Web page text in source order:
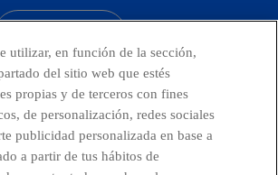
sociales
utilizar, en función de la sección,
del sitio web que estés
propias y de terceros con fines
de personalización, redes sociales
publicidad personalizada en base a
a partir de tus hábitos de